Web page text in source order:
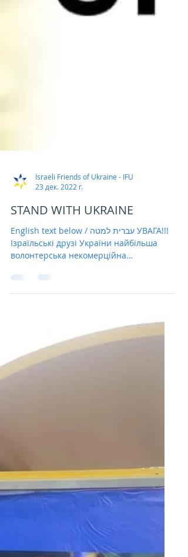
Israeli Friends of Ukraine - IFU
23 дек. 2022 г.
STAND WITH UKRAINE
English text below / עברית למטה УВАГА!!!
проукраїнська організація в...